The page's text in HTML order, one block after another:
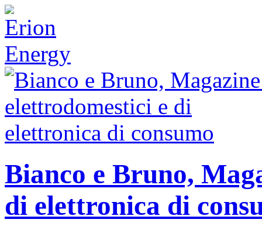
Bianco e Bruno,
di elettronica di